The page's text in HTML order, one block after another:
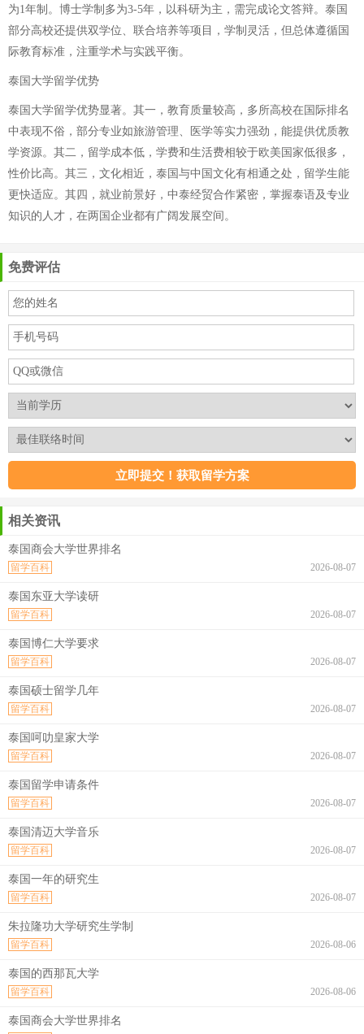
为1年制。博士学制多为3-5年，以科研为主，需完成论文答辩。泰国
部分高校还提供双学位、联合培养等项目，学制灵活，但总体遵循国
际教育标准，注重学术与实践平衡。
泰国大学留学优势
泰国大学留学优势显著。其一，教育质量较高，多所高校在国际排名
中表现不俗，部分专业如旅游管理、医学等实力强劲，能提供优质教
学资源。其二，留学成本低，学费和生活费相较于欧美国家低很多，
性价比高。其三，文化相近，泰国与中国文化有相通之处，留学生能
更快适应。其四，就业前景好，中泰经贸合作紧密，掌握泰语及专业
知识的人才，在两国企业都有广阔发展空间。
免费评估
相关资讯
泰国商会大学世界排名
2026-08-07
留学百科
泰国东亚大学读研
2026-08-07
留学百科
泰国博仁大学要求
2026-08-07
留学百科
泰国硕士留学几年
2026-08-07
留学百科
泰国呵叻皇家大学
2026-08-07
留学百科
泰国留学申请条件
2026-08-07
留学百科
泰国清迈大学音乐
2026-08-07
留学百科
泰国一年的研究生
2026-08-07
留学百科
朱拉隆功大学研究生学制
2026-08-06
留学百科
泰国的西那瓦大学
2026-08-06
留学百科
泰国商会大学世界排名